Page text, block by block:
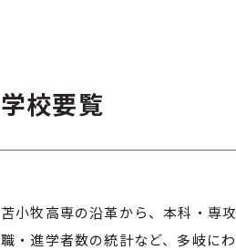
学校要覧
苫小牧高専の沿革から、本科・専
職・進学者数の統計など、多岐に